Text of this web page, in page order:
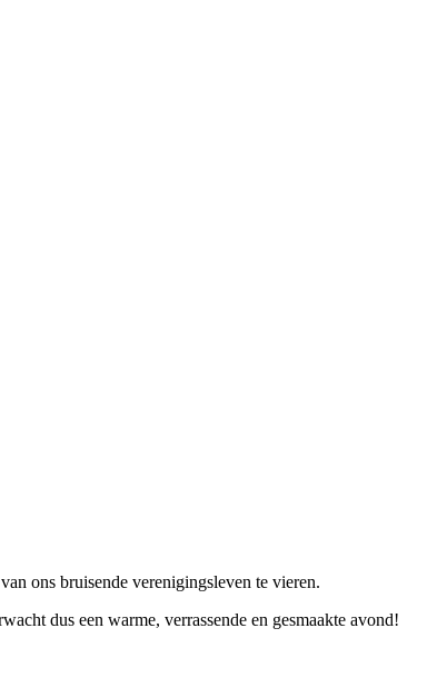
ons bruisende verenigingsleven te vieren.
dus een warme, verrassende en gesmaakte avond!